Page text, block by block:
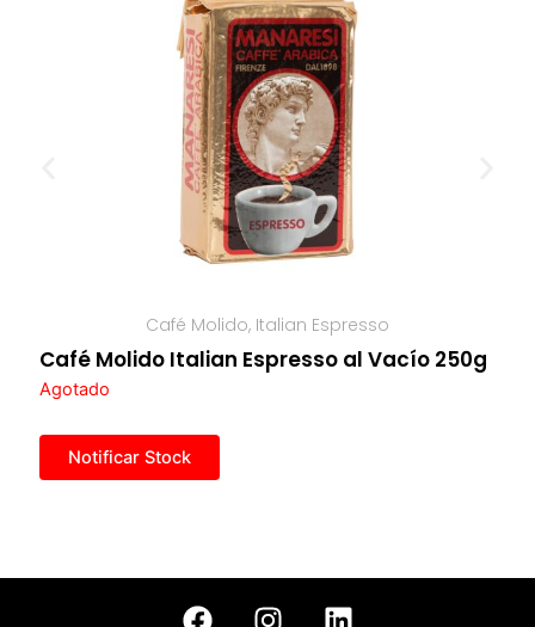
Café Molido, Italian Espresso
Café Molido Italian Espresso al Vacío 250g
Agotado
F
I
L